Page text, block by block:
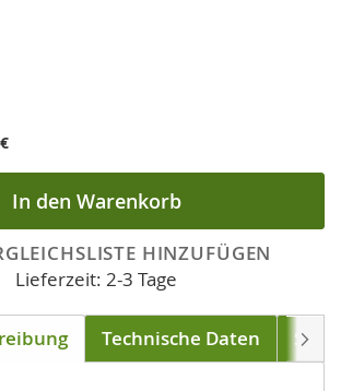
In den Warenkorb
HINZUFÜGEN
Lieferzeit: 2-3 Tage
Technische Daten